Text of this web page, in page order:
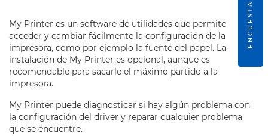
My Printer es un software de utilidades que permite
acceder y cambiar fácilmente la configuración de la
impresora, como por ejemplo la fuente del papel. La
instalación de My Printer es opcional, aunque es
recomendable para sacarle el máximo partido a la
impresora.
My Printer puede diagnosticar si hay algún problema con
la configuración del driver y reparar cualquier problema
que se encuentre.
ENCUESTA